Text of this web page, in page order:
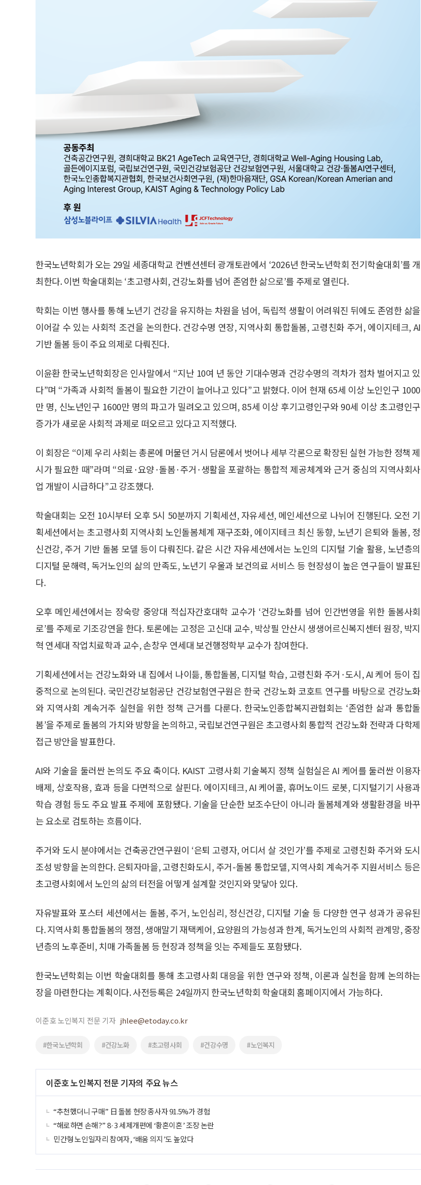
한국노년학회가 오는 29일 세종대학교 컨벤션센터 광개토관에서 ‘2026년 한국노년학회 전기학술대회’를 개
최한다. 이번 학술대회는 ‘초고령사회, 건강노화를 넘어 존엄한 삶으로’를 주제로 열린다.
학회는 이번 행사를 통해 노년기 건강을 유지하는 차원을 넘어, 독립적 생활이 어려워진 뒤에도 존엄한 삶을
이어갈 수 있는 사회적 조건을 논의한다. 건강수명 연장, 지역사회 통합돌봄, 고령친화 주거, 에이지테크, AI
기반 돌봄 등이 주요 의제로 다뤄진다.
이윤환 한국노년학회장은 인사말에서 “지난 10여 년 동안 기대수명과 건강수명의 격차가 점차 벌어지고 있
다”며 “가족과 사회적 돌봄이 필요한 기간이 늘어나고 있다”고 밝혔다. 이어 현재 65세 이상 노인인구 1000
만 명, 신노년인구 1600만 명의 파고가 밀려오고 있으며, 85세 이상 후기고령인구와 90세 이상 초고령인구
증가가 새로운 사회적 과제로 떠오르고 있다고 지적했다.
이 회장은 “이제 우리 사회는 총론에 머물던 거시 담론에서 벗어나 세부 각론으로 확장된 실현 가능한 정책 제
시가 필요한 때”라며 “의료·요양·돌봄·주거·생활을 포괄하는 통합적 제공체계와 근거 중심의 지역사회사
업 개발이 시급하다”고 강조했다.
학술대회는 오전 10시부터 오후 5시 50분까지 기획세션, 자유세션, 메인세션으로 나뉘어 진행된다. 오전 기
획세션에서는 초고령사회 지역사회 노인돌봄체계 재구조화, 에이지테크 최신 동향, 노년기 은퇴와 돌봄, 정
신건강, 주거 기반 돌봄 모델 등이 다뤄진다. 같은 시간 자유세션에서는 노인의 디지털 기술 활용, 노년층의
디지털 문해력, 독거노인의 삶의 만족도, 노년기 우울과 보건의료 서비스 등 현장성이 높은 연구들이 발표된
다.
오후 메인세션에서는 장숙랑 중앙대 적십자간호대학 교수가 ‘건강노화를 넘어 인간번영을 위한 돌봄사회
로’를 주제로 기조강연을 한다. 토론에는 고정은 고신대 교수, 박상필 안산시 생생어르신복지센터 원장, 박지
혁 연세대 작업치료학과 교수, 손창우 연세대 보건행정학부 교수가 참여한다.
기획세션에서는 건강노화와 내 집에서 나이듦, 통합돌봄, 디지털 학습, 고령친화 주거·도시, AI 케어 등이 집
중적으로 논의된다. 국민건강보험공단 건강보험연구원은 한국 건강노화 코호트 연구를 바탕으로 건강노화
와 지역사회 계속거주 실현을 위한 정책 근거를 다룬다. 한국노인종합복지관협회는 ‘존엄한 삶과 통합돌
봄’을 주제로 돌봄의 가치와 방향을 논의하고, 국립보건연구원은 초고령사회 통합적 건강노화 전략과 다학제
접근 방안을 발표한다.
AI와 기술을 둘러싼 논의도 주요 축이다. KAIST 고령사회 기술복지 정책 실험실은 AI 케어를 둘러싼 이용자
배제, 상호작용, 효과 등을 다면적으로 살핀다. 에이지테크, AI 케어콜, 휴머노이드 로봇, 디지털기기 사용과
학습 경험 등도 주요 발표 주제에 포함됐다. 기술을 단순한 보조수단이 아니라 돌봄체계와 생활환경을 바꾸
는 요소로 검토하는 흐름이다.
주거와 도시 분야에서는 건축공간연구원이 ‘은퇴 고령자, 어디서 살 것인가’를 주제로 고령친화 주거와 도시
조성 방향을 논의한다. 은퇴자마을, 고령친화도시, 주거-돌봄 통합모델, 지역사회 계속거주 지원서비스 등은
초고령사회에서 노인의 삶의 터전을 어떻게 설계할 것인지와 맞닿아 있다.
자유발표와 포스터 세션에서는 돌봄, 주거, 노인심리, 정신건강, 디지털 기술 등 다양한 연구 성과가 공유된
다. 지역사회 통합돌봄의 쟁점, 생애말기 재택케어, 요양원의 가능성과 한계, 독거노인의 사회적 관계망, 중장
년층의 노후준비, 치매 가족돌봄 등 현장과 정책을 잇는 주제들도 포함됐다.
한국노년학회는 이번 학술대회를 통해 초고령사회 대응을 위한 연구와 정책, 이론과 실천을 함께 논의하는
장을 마련한다는 계획이다. 사전등록은 24일까지 한국노년학회 학술대회 홈페이지에서 가능하다.
이준호 노인복지 전문 기자 jhlee@etoday.co.kr
#한국노년학회 #건강노화 #초고령사회 #건강수명 #노인복지
이준호 노인복지 전문 기자의 주요 뉴스
“추천했더니 구매” 日 돌봄 현장 종사자 91.5%가 경험
“해로하면 손해?” 8·3 세제개편에 ‘황혼이혼’ 조장 논란
민간형 노인일자리 참여자, ‘배움 의지’도 높았다